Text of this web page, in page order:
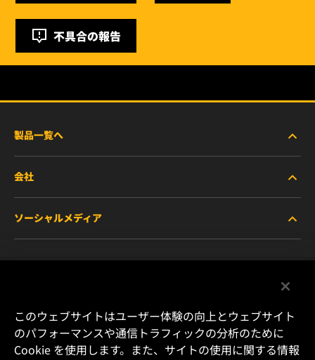
不具合の報告
製品一覧へ
商用車および建機・農機・産業用途車両
乗用車および小型トラック
特殊用途向けフィルター
会社
WIXについて
リソース
キャリア
ソーシャルメディア
Instagram
YouTube
このウェブサイトはユーザー体験の向上とウェブサイト
のパフォーマンスや通信トラフィックの分析のために
Cookie を使用します。また、サイトの使用に関する情報